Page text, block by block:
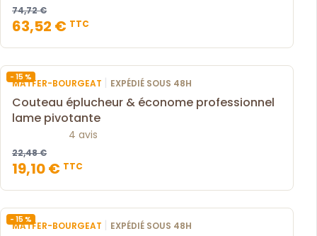
74,72 €
63,52 € TTC
- 15 %
MATFER-BOURGEAT | EXPÉDIÉ SOUS 48H
Couteau éplucheur & économe professionnel
lame pivotante
4 avis
22,48 €
19,10 € TTC
- 15 %
MATFER-BOURGEAT | EXPÉDIÉ SOUS 48H